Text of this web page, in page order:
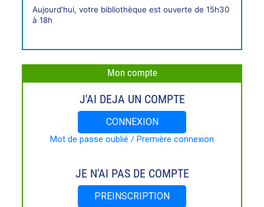
liveAujourd'hui, votre bibliothèque est ouverte de 15h30
à 18h
Mon compte
J'AI DEJA UN COMPTE
CONNEXION
Mot de passe oublié / Première connexion
JE N'AI PAS DE COMPTE
PREINSCRIPTION